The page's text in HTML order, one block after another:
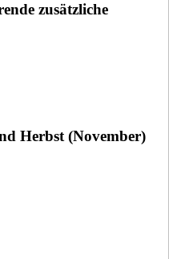
zusätzliche
Herbst (November)